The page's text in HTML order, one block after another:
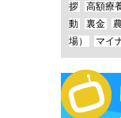
拶
高額療
動
裏金
場）
マイ